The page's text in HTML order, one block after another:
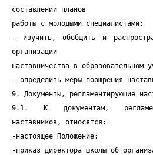
составлении планов
работы с молодыми специалистами;
- изучить, обобщить и
организации
наставничества в образовательном
- определить меры поощрения
9. Документы, регламентирующие
9.1. К документам,
наставников, относятся:
-настоящее Положение;
-приказ директора школы об